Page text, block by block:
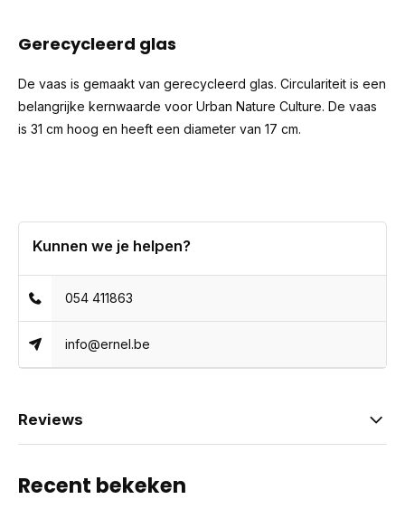
Gerecycleerd glas
De vaas is gemaakt van gerecycleerd glas. Circulariteit is een
belangrijke kernwaarde voor Urban Nature Culture. De vaas
is 31 cm hoog en heeft een diameter van 17 cm.
Kunnen we je helpen?
054 411863
info@ernel.be
Reviews
Recent bekeken